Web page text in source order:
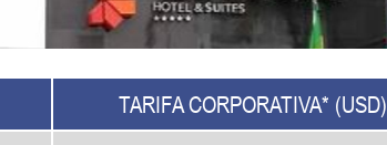
TARIFA CORPORATIVA* (USD)